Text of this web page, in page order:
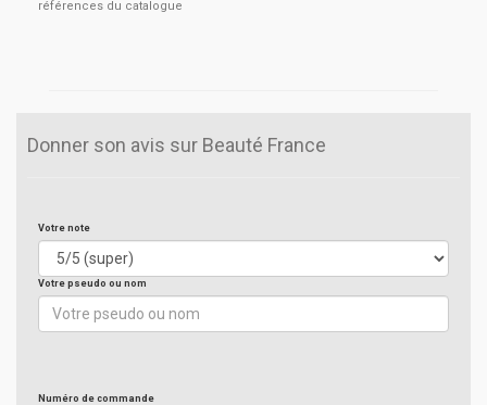
références du catalogue
Donner son avis sur Beauté France
Votre note
Votre pseudo ou nom
Numéro de commande